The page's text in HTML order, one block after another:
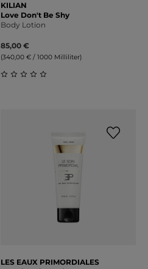
KILIAN
Love Don't Be Shy
Body Lotion
85,00 €
(340,00 € / 1000 Milliliter)
LES EAUX PRIMORDIALES